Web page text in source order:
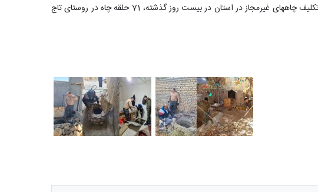
به گزارش روابط عمومی شرکت آب منطقه­ ای قم؛ مجید طهوری متین مدیر منابع آب شهرستان قم گفت: در راستای برخورد و تعیین تکلیف چاههای غیرمجاز در استان در بیست روز گذشته، 71 حلقه چاه در روستای تاج